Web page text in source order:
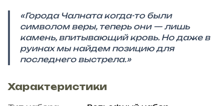
«Города Чалната когда-то были
символом веры, теперь они — лишь
камень, впитывающий кровь. Но даже в
руинах мы найдем позицию для
последнего выстрела.»
Характеристики